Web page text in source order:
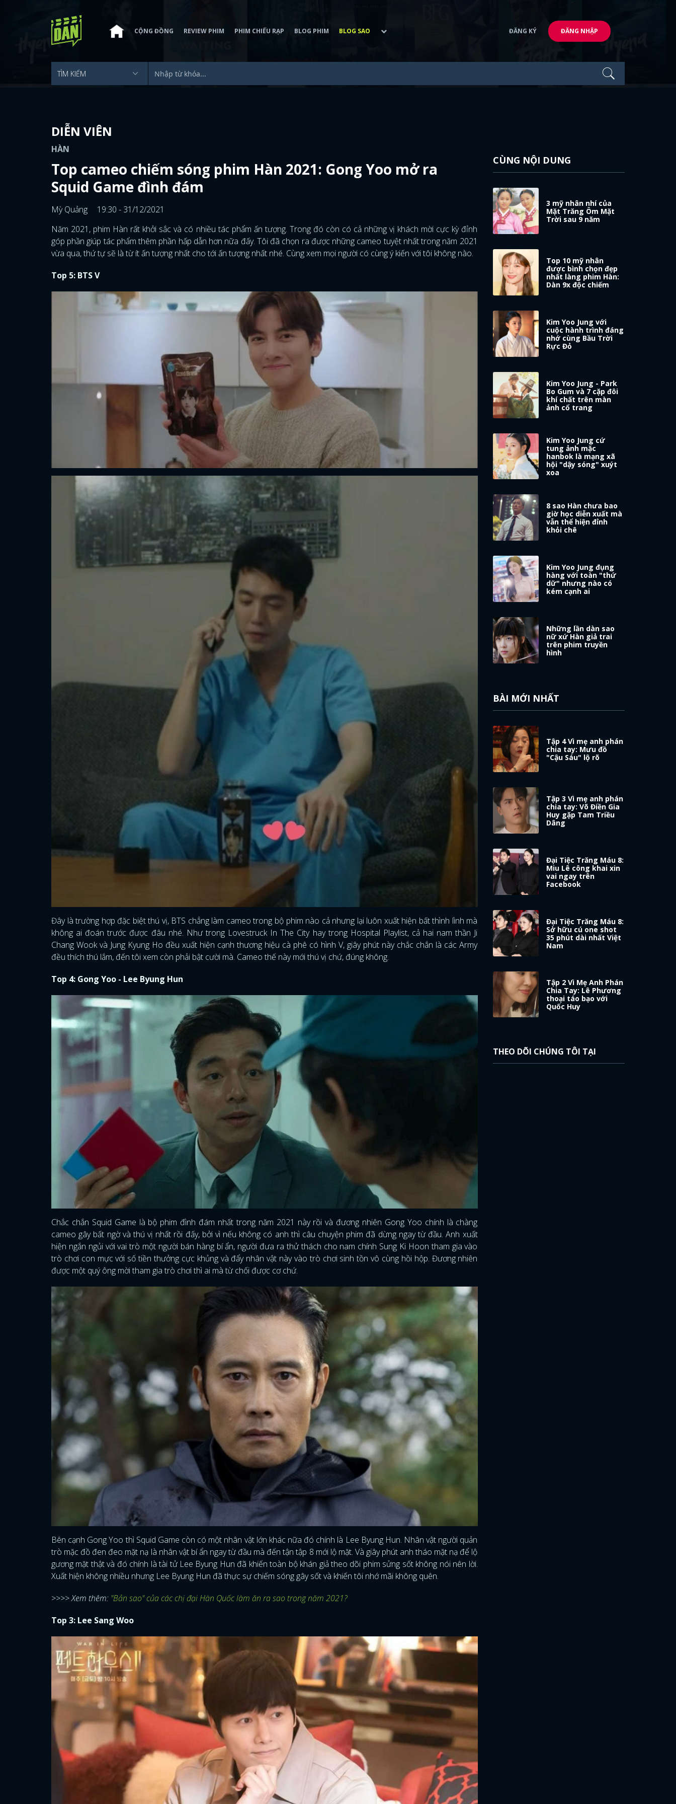
ĐĂNG NHẬP
FACEBOOK
CỘNG ĐỒNG REVIEW PHIM PHIM CHIẾU RẠP BLOG PHIM BLOG SAO ĐĂNG KÝ ĐĂNG NHẬP
DIỄN VIÊN
HÀN
Top cameo chiếm sóng phim Hàn 2021: Gong Yoo mở ra
Squid Game đình đám
Mỳ Quảng
19:30 - 31/12/2021
Năm 2021, phim Hàn rất khởi sắc và có nhiều tác phẩm ấn tượng. Trong đó còn có cả những vị khách mời cực kỳ đỉnh
góp phần giúp tác phẩm thêm phần hấp dẫn hơn nữa đấy. Tôi đã chọn ra được những cameo tuyệt nhất trong năm 2021
vừa qua, thứ tự sẽ là từ ít ấn tượng nhất cho tới ấn tượng nhất nhé. Cùng xem mọi người có cùng ý kiến với tôi không nào.
Top 5: BTS V
Đây là trường hợp đặc biệt thú vị, BTS chẳng làm cameo trong bộ phim nào cả nhưng lại luôn xuất hiện bất thình lình mà
không ai đoán trước được đâu nhé. Như trong Lovestruck In The City hay trong Hospital Playlist, cả hai nam thần Ji
Chang Wook và Jung Kyung Ho đều xuất hiện cạnh thương hiệu cà phê có hình V, giây phút này chắc chắn là các Army
đều thích thú lắm, đến tôi xem còn phải bật cười mà. Cameo thế này mới thú vị chứ, đúng không.
Top 4: Gong Yoo - Lee Byung Hun
Chắc chắn Squid Game là bộ phim đình đám nhất trong năm 2021 này rồi và đương nhiên Gong Yoo chính là chàng
cameo gây bất ngờ và thú vị nhất rồi đấy, bởi vì nếu không có anh thì câu chuyện phim đã dừng ngay từ đầu. Anh xuất
hiện ngắn ngủi với vai trò một người bán hàng bí ẩn, người đưa ra thử thách cho nam chính Sung Ki Hoon tham gia vào
trò chơi con mực với số tiền thưởng cực khủng và đẩy nhân vật này vào trò chơi sinh tồn vô cùng hồi hộp. Đương nhiên
được một quý ông mời tham gia trò chơi thì ai mà từ chối được cơ chứ.
Bên cạnh Gong Yoo thì Squid Game còn có một nhân vật lớn khác nữa đó chính là Lee Byung Hun. Nhân vật người quản
trò mặc đồ đen đeo mặt nạ là nhân vật bí ẩn ngay từ đầu mà đến tận tập 8 mới lộ mặt. Và giây phút anh tháo mặt nạ để lộ
gương mặt thật và đó chính là tài tử Lee Byung Hun đã khiến toàn bộ khán giả theo dõi phim sửng sốt không nói nên lời.
Xuất hiện không nhiều nhưng Lee Byung Hun đã thực sự chiếm sóng gây sốt và khiến tôi nhớ mãi không quên.
>>>> Xem thêm: "Bản sao" của các chị đại Hàn Quốc làm ăn ra sao trong năm 2021?
Top 3: Lee Sang Woo
CÙNG NỘI DUNG
3 mỹ nhân nhí của
Mặt Trăng Ôm Mặt
Trời sau 9 năm
Top 10 mỹ nhân
được bình chọn đẹp
nhất làng phim Hàn:
Dàn 9x độc chiếm
Kim Yoo Jung với
cuộc hành trình đáng
nhớ cùng Bầu Trời
Rực Đỏ
Kim Yoo Jung - Park
Bo Gum và 7 cặp đôi
khí chất trên màn
ảnh cổ trang
Kim Yoo Jung cứ
tung ảnh mặc
hanbok là mạng xã
hội "dậy sóng" xuýt
xoa
8 sao Hàn chưa bao
giờ học diễn xuất mà
vẫn thể hiện đỉnh
khỏi chê
Kim Yoo Jung đụng
hàng với toàn "thứ
dữ" nhưng nào có
kém cạnh ai
Những lần dàn sao
nữ xứ Hàn giả trai
trên phim truyền
hình
BÀI MỚI NHẤT
Tập 4 Vì mẹ anh phán
chia tay: Mưu đồ
"Cậu Sáu" lộ rõ
Tập 3 Vì mẹ anh phán
chia tay: Võ Điền Gia
Huy gặp Tam Triều
Dâng
Đại Tiệc Trăng Máu 8:
Miu Lê công khai xin
vai ngay trên
Facebook
Đại Tiệc Trăng Máu 8:
Sở hữu cú one shot
35 phút dài nhất Việt
Nam
Tập 2 Vì Mẹ Anh Phán
Chia Tay: Lê Phương
thoại táo bạo với
Quốc Huy
THEO DÕI CHÚNG TÔI TẠI